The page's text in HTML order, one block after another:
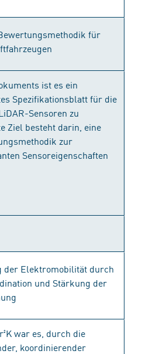
für
ist es ein
Spezifikationsblatt für die
Sensoren zu
Ziel besteht darin, eine
zur
Sensoreigenschaften
der Elektromobilität durch
und Stärkung der
war es, durch die
koordinierender